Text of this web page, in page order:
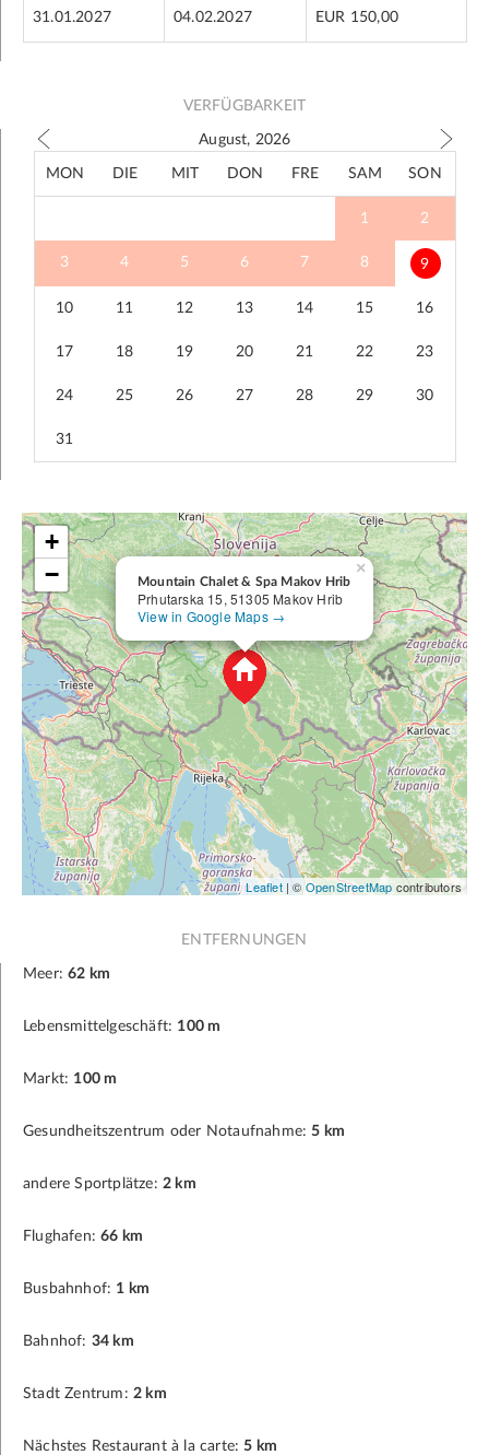
31.01.2027 04.02.2027 EUR 150,00
VERFÜGBARKEIT
August, 2026
MON DIE MIT DON FRE SAM SON
1 2
3 4 5 6 7 8 9
10 11 12 13 14 15 16
17 18 19 20 21 22 23
24 25 26 27 28 29 30
31
Mountain Chalet & Spa Makov Hrib
Prhutarska 15, 51305 Makov Hrib
View in Google Maps →
×
+
−
Leaflet| ©OpenStreetMap contributors
ENTFERNUNGEN
Meer: 62 km
Lebensmittelgeschäft: 100 m
Markt: 100 m
Gesundheitszentrum oder Notaufnahme: 5 km
andere Sportplätze: 2 km
Flughafen: 66 km
Busbahnhof: 1 km
Bahnhof: 34 km
Stadt Zentrum: 2 km
Nächstes Restaurant à la carte: 5 km